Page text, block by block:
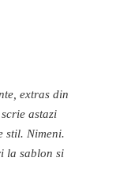
extras din
astazi
stil. Nimeni.
la sablon si